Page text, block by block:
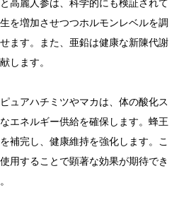
高麗人参は、科学的にも検証されて
を増加させつつホルモンレベルを調
ます。また、亜鉛は健康な新陳代謝
します。
ュアハチミツやマカは、体の酸化ス
エネルギー供給を確保します。蜂王
補完し、健康維持を強化します。こ
用することで顕著な効果が期待でき